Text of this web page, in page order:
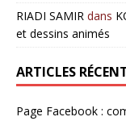
RIADI SAMIR dans
et dessins animés
ARTICLES
Page Facebook :